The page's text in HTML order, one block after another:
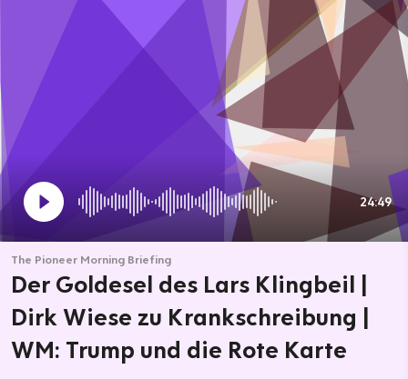
24:49
The Pioneer Morning Briefing
Der Goldesel des Lars Klingbeil |
Dirk Wiese zu Krankschreibung |
WM: Trump und die Rote Karte